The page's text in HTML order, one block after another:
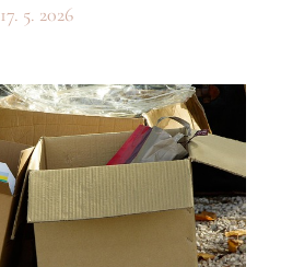
17. 5. 2026